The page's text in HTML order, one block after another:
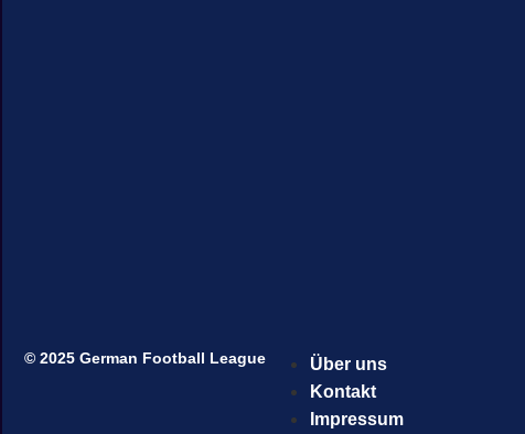
© 2025 German Football League
Über uns
Kontakt
Impressum